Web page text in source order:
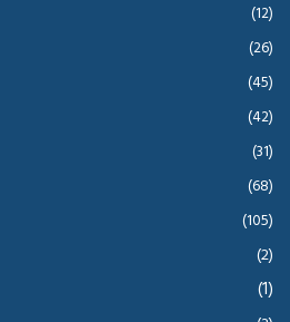
(12)
(26)
(45)
(42)
(31)
(68)
(105)
(2)
(1)